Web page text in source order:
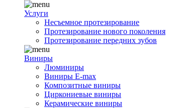
Услуги
Несъемное протезирование
Протезирование нового поколения
Протезирование передних зубов
Виниры
Люминиры
Виниры E-max
Композитные виниры
Циркониевые виниры
Керамические виниры